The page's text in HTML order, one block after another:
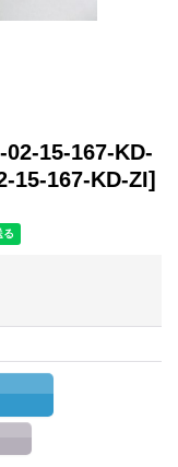
15-167-KD-
15-167-KD-ZI]